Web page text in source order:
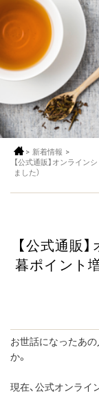
> 新着情報 >
【公式通販】オンライン
ました）
【公式通販
暮ポイント
お世話になったあ
か。
現在、公式オンラ